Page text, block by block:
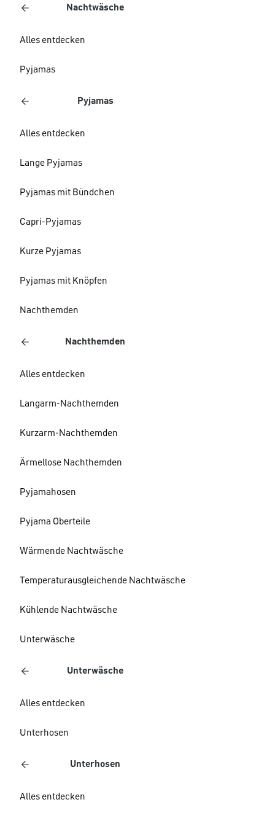
Nachtwäsche
Alles entdecken
Pyjamas
Pyjamas
Alles entdecken
Lange Pyjamas
Pyjamas mit Bündchen
Capri-Pyjamas
Kurze Pyjamas
Pyjamas mit Knöpfen
Nachthemden
Nachthemden
Alles entdecken
Langarm-Nachthemden
Kurzarm-Nachthemden
Ärmellose Nachthemden
Pyjamahosen
Pyjama Oberteile
Wärmende Nachtwäsche
Temperaturausgleichende Nachtwäsche
Kühlende Nachtwäsche
Unterwäsche
Unterwäsche
Alles entdecken
Unterhosen
Unterhosen
Alles entdecken